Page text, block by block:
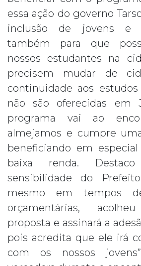
essa ação do governo
inclusão de jovens e
também para que
nossos estudantes na
precisem mudar de
continuidade aos
não são oferecidas em
programa vai ao
almejamos e cumpre
beneficiando em
baixa renda.
sensibilidade do
mesmo em tempos
orçamentárias,
proposta e assinará a
pois acredita que ele irá
com os nossos